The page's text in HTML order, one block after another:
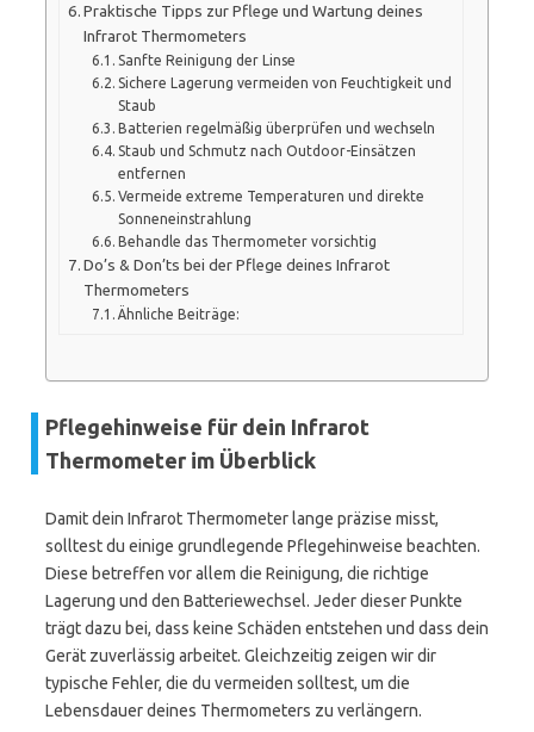
Praktische Tipps zur Pflege und Wartung deines
Infrarot Thermometers
Sanfte Reinigung der Linse
Sichere Lagerung vermeiden von Feuchtigkeit und
Staub
Batterien regelmäßig überprüfen und wechseln
Staub und Schmutz nach Outdoor-Einsätzen
entfernen
Vermeide extreme Temperaturen und direkte
Sonneneinstrahlung
Behandle das Thermometer vorsichtig
Do’s & Don’ts bei der Pflege deines Infrarot
Thermometers
Ähnliche Beiträge:
Pflegehinweise für dein Infrarot
Thermometer im Überblick
Damit dein Infrarot Thermometer lange präzise misst,
solltest du einige grundlegende Pflegehinweise beachten.
Diese betreffen vor allem die Reinigung, die richtige
Lagerung und den Batteriewechsel. Jeder dieser Punkte
trägt dazu bei, dass keine Schäden entstehen und dass dein
Gerät zuverlässig arbeitet. Gleichzeitig zeigen wir dir
typische Fehler, die du vermeiden solltest, um die
Lebensdauer deines Thermometers zu verlängern.